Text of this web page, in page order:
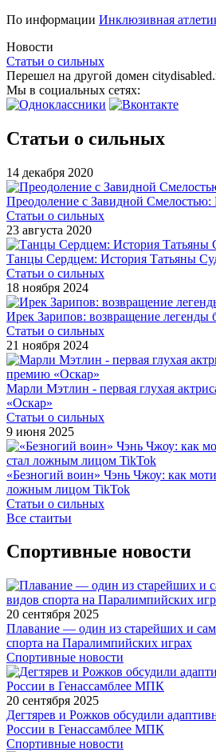
По информации Инклюзивная
Новости
Статьи о сильных
Перешел на другой домен
Мы в социальных сетях:
Статьи о сильных
14 декабря 2020
Преодоление с Завидной
Статьи о сильных
23 августа 2020
Танцы Сердцем: История Татьяны
Статьи о сильных
18 ноября 2024
Ирек Зарипов: возвращение легенды
Статьи о сильных
21 ноября 2024
Марли Мэтлин - первая глухая
«Оскар»
Статьи о сильных
9 июня 2025
«Безногий воин» Чэнь Чжоу: как
ложным лицом TikTok
Статьи о сильных
Все стаитьи
Спортивные новости
20 сентября 2025
Плавание — один из старейших и
спорта на Паралимпийских играх
Спортивные новости
20 сентября 2025
Дегтярев и Рожков обсудили
России в Генассамблее МПК
Спортивные новости